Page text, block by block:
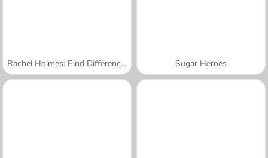
Rachel Holmes: Find Differences Sugar Heroes